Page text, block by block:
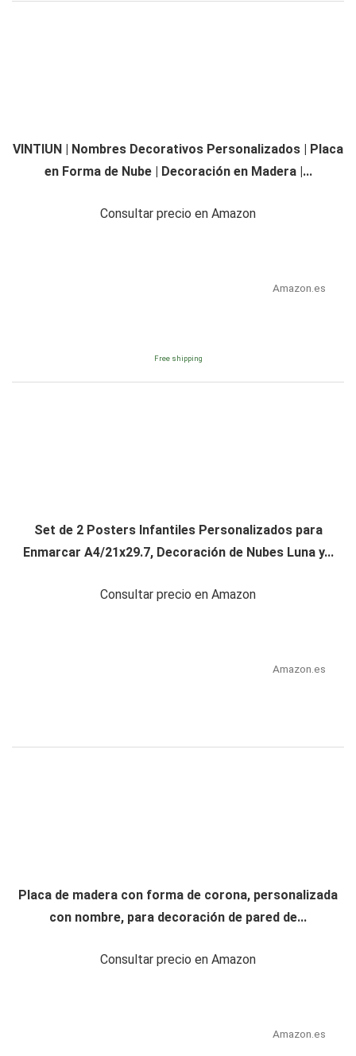
VINTIUN | Nombres Decorativos Personalizados | Placa
en Forma de Nube | Decoración en Madera |...
Consultar precio en Amazon
Amazon.es
Free shipping
Set de 2 Posters Infantiles Personalizados para
Enmarcar A4/21x29.7, Decoración de Nubes Luna y...
Consultar precio en Amazon
Amazon.es
Placa de madera con forma de corona, personalizada
con nombre, para decoración de pared de...
Consultar precio en Amazon
Amazon.es